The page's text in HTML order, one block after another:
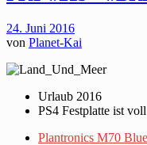
24. Juni 2016
von Planet-Kai
Urlaub 2016
PS4 Festplatte ist voll
Plantronics M70